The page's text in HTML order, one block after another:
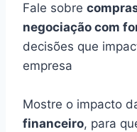
Fale sobre
negociação com
decisões que
empresa
Mostre o impacto
financeiro, para